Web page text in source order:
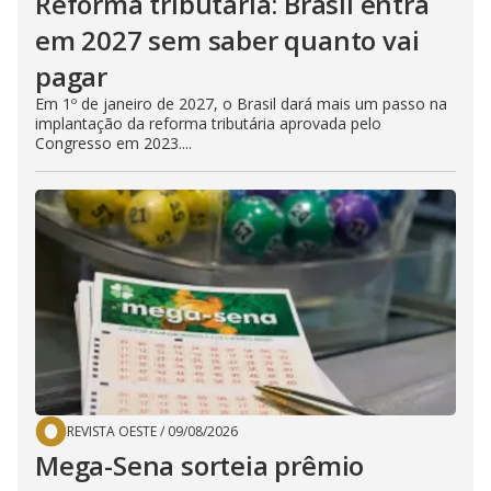
em 2027 sem saber quanto vai
pagar
Em 1º de janeiro de 2027, o Brasil dará mais um passo na
implantação da reforma tributária aprovada pelo
Congresso em 2023....
REVISTA OESTE/ 09/08/2026
Mega-Sena sorteia prêmio